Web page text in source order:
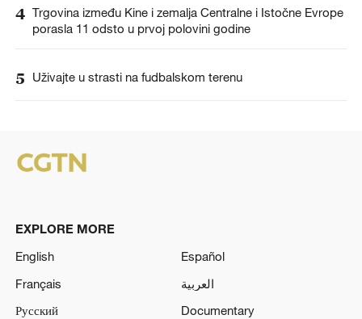
4 Trgovina između Kine i zemalja Centralne i Istočne Evrope
porasla 11 odsto u prvoj polovini godine
5 Uživajte u strasti na fudbalskom terenu
EXPLORE MORE
English
Español
Français
العربية
Русский
Documentary